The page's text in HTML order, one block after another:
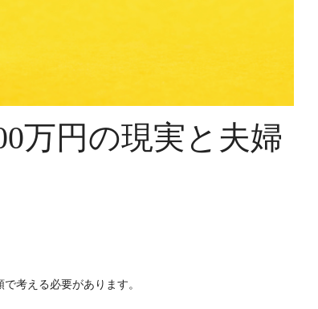
万円の現実と夫婦
考える必要があります。